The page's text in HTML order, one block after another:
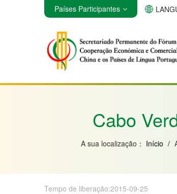
Angola Brasil
Países Participantes
Cabo
A sua localização： Início /
Tempo de liberação:2015-09-25